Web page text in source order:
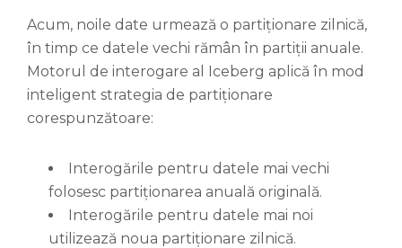
Acum, noile date urmează o partiționare zilnică,
în timp ce datele vechi rămân în partiții anuale.
Motorul de interogare al Iceberg aplică în mod
inteligent strategia de partiționare
corespunzătoare:
Interogările pentru datele mai vechi
folosesc partiționarea anuală originală.
Interogările pentru datele mai noi
utilizează noua partiționare zilnică.